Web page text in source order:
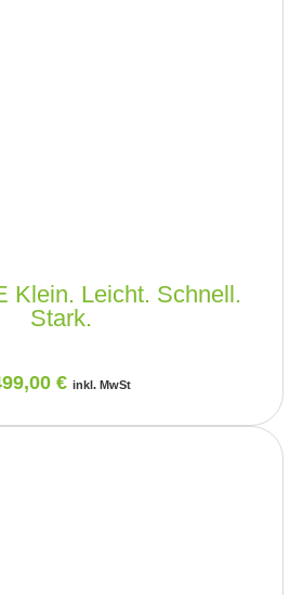
Klein. Leicht. Schnell.
Stark.
€ inkl. MwSt